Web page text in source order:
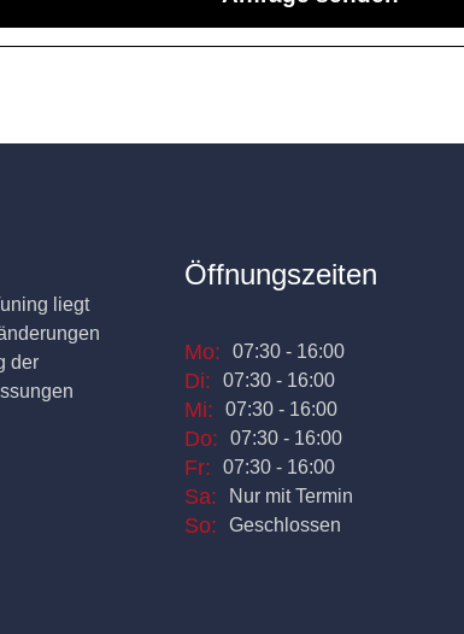
liegt
der
Öffnungszeiten
Mo: 07:30 - 16:00
Di: 07:30 - 16:00
Mi: 07:30 - 16:00
Do: 07:30 - 16:00
Fr: 07:30 - 16:00
Sa: Nur mit Termin
So: Geschlossen